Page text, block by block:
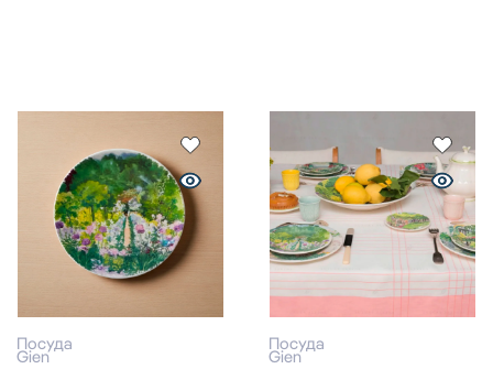
Посуда
Gien
Посуда
Gien